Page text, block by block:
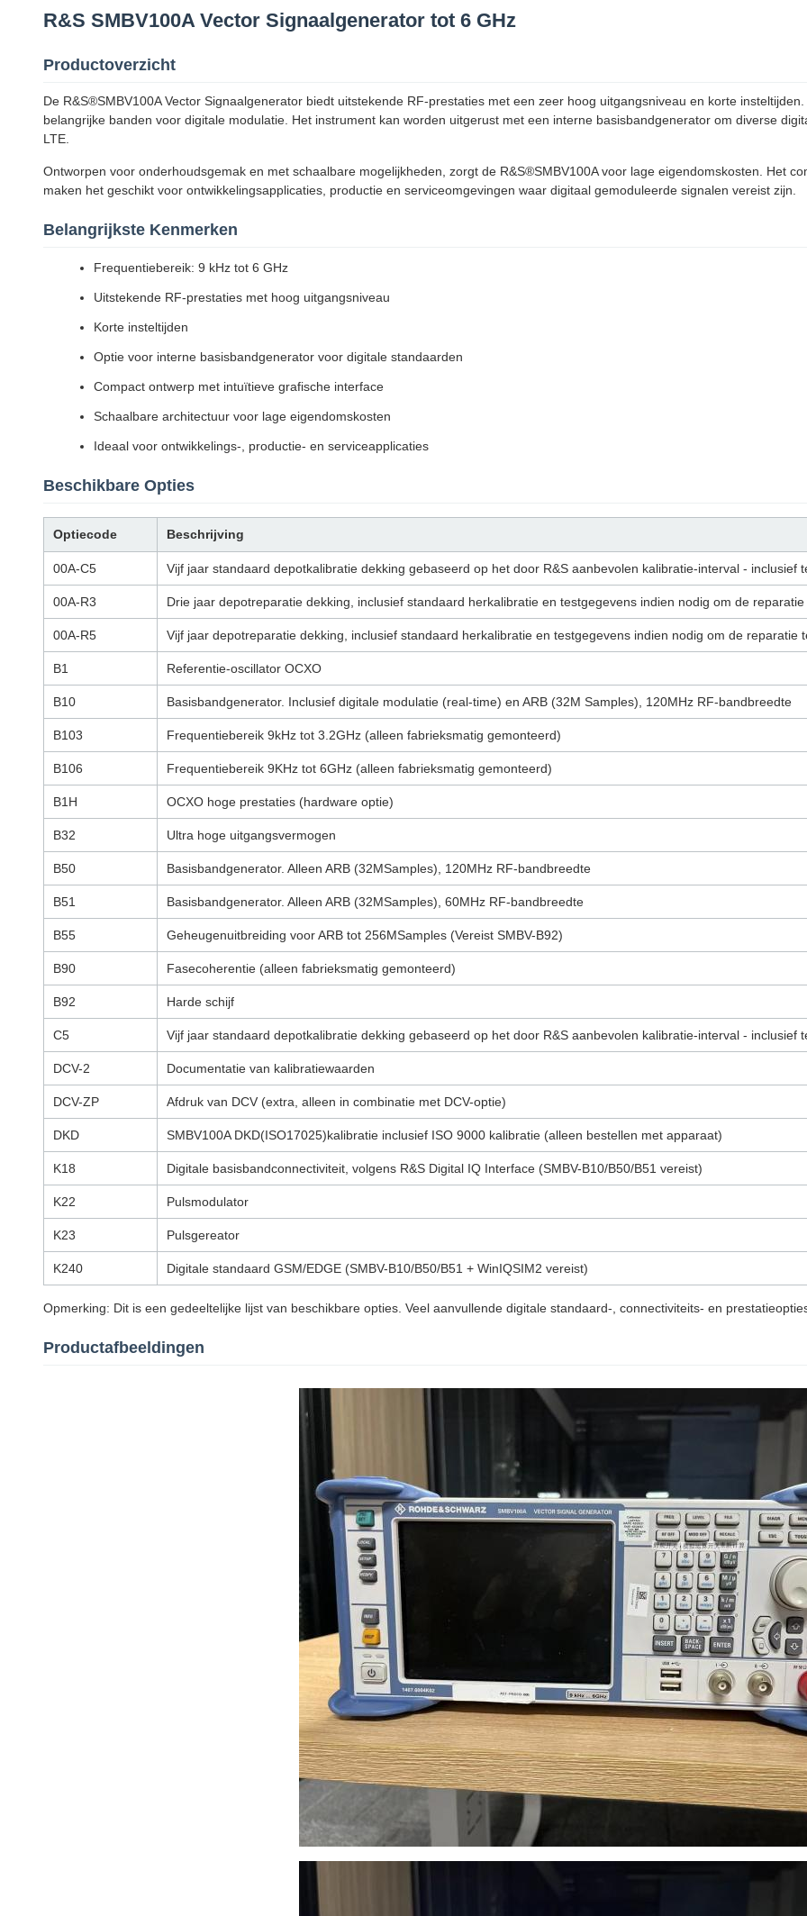
R&S SMBV100A Vector Signaalgenerator tot 6 GHz
Productoverzicht
De R&S®SMBV100A Vector Signaalgenerator biedt uitstekende RF-prestaties met een zeer hoog uitgangsniveau en korte
belangrijke banden voor digitale modulatie. Het instrument kan worden uitgerust met een interne basisbandgenerator om diverse
LTE.
Ontworpen voor onderhoudsgemak en met schaalbare mogelijkheden, zorgt de R&S®SMBV100A voor lage eigendomskosten. Het
maken het geschikt voor ontwikkelingsapplicaties, productie en serviceomgevingen waar digitaal gemoduleerde signalen vereist zijn.
Belangrijkste Kenmerken
Frequentiebereik: 9 kHz tot 6 GHz
Uitstekende RF-prestaties met hoog uitgangsniveau
Korte insteltijden
Optie voor interne basisbandgenerator voor digitale standaarden
Compact ontwerp met intuïtieve grafische interface
Schaalbare architectuur voor lage eigendomskosten
Ideaal voor ontwikkelings-, productie- en serviceapplicaties
Beschikbare Opties
Optiecode Beschrijving
00A-C5 Vijf jaar standaard depotkalibratie dekking gebaseerd op het door R&S aanbevolen kalibratie-interval - inclusief
00A-R3 Drie jaar depotreparatie dekking, inclusief standaard herkalibratie en testgegevens indien nodig om de reparatie
00A-R5 Vijf jaar depotreparatie dekking, inclusief standaard herkalibratie en testgegevens indien nodig om de reparatie
B1 Referentie-oscillator OCXO
B10 Basisbandgenerator. Inclusief digitale modulatie (real-time) en ARB (32M Samples), 120MHz RF-bandbreedte
B103 Frequentiebereik 9kHz tot 3.2GHz (alleen fabrieksmatig gemonteerd)
B106 Frequentiebereik 9KHz tot 6GHz (alleen fabrieksmatig gemonteerd)
B1H OCXO hoge prestaties (hardware optie)
B32 Ultra hoge uitgangsvermogen
B50 Basisbandgenerator. Alleen ARB (32MSamples), 120MHz RF-bandbreedte
B51 Basisbandgenerator. Alleen ARB (32MSamples), 60MHz RF-bandbreedte
B55 Geheugenuitbreiding voor ARB tot 256MSamples (Vereist SMBV-B92)
B90 Fasecoherentie (alleen fabrieksmatig gemonteerd)
B92 Harde schijf
C5 Vijf jaar standaard depotkalibratie dekking gebaseerd op het door R&S aanbevolen kalibratie-interval - inclusief
DCV-2 Documentatie van kalibratiewaarden
DCV-ZP Afdruk van DCV (extra, alleen in combinatie met DCV-optie)
DKD SMBV100A DKD(ISO17025)kalibratie inclusief ISO 9000 kalibratie (alleen bestellen met apparaat)
K18 Digitale basisbandconnectiviteit, volgens R&S Digital IQ Interface (SMBV-B10/B50/B51 vereist)
K22 Pulsmodulator
K23 Pulsgereator
K240 Digitale standaard GSM/EDGE (SMBV-B10/B50/B51 + WinIQSIM2 vereist)
Opmerking: Dit is een gedeeltelijke lijst van beschikbare opties. Veel aanvullende digitale standaard-, connectiviteits- en
Productafbeeldingen